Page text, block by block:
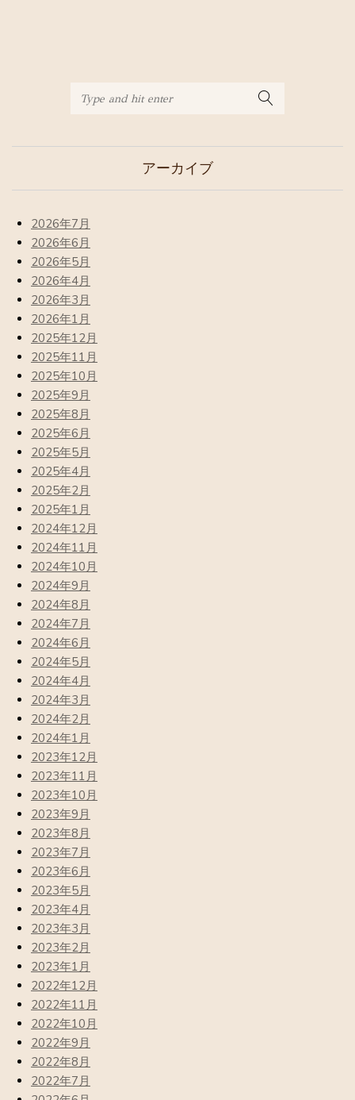
アーカイブ
2026年7月
2026年6月
2026年5月
2026年4月
2026年3月
2026年1月
2025年12月
2025年11月
2025年10月
2025年9月
2025年8月
2025年6月
2025年5月
2025年4月
2025年2月
2025年1月
2024年12月
2024年11月
2024年10月
2024年9月
2024年8月
2024年7月
2024年6月
2024年5月
2024年4月
2024年3月
2024年2月
2024年1月
2023年12月
2023年11月
2023年10月
2023年9月
2023年8月
2023年7月
2023年6月
2023年5月
2023年4月
2023年3月
2023年2月
2023年1月
2022年12月
2022年11月
2022年10月
2022年9月
2022年8月
2022年7月